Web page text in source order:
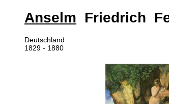
Anselm Friedrich
Deutschland
1829 - 1880